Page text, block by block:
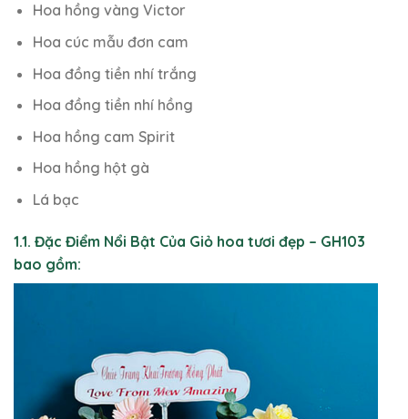
Hoa hồng vàng Victor
Hoa cúc mẫu đơn cam
Hoa đồng tiền nhí trắng
Hoa đồng tiền nhí hồng
Hoa hồng cam Spirit
Hoa hồng hột gà
Lá bạc
1.1. Đặc Điểm Nổi Bật Của Giỏ hoa tươi đẹp – GH103
bao gồm: